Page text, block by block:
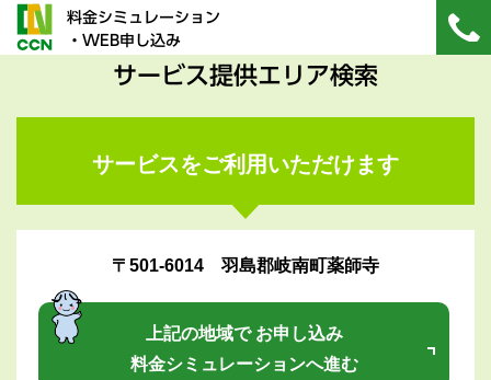
料金シミュレーション
・WEB申し込み
サービス提供エリア検索
サービスをご利用いただけます
〒501-6014 羽島郡岐南町薬師寺
上記の地域で お申し込み
料金シミュレーションへ進む